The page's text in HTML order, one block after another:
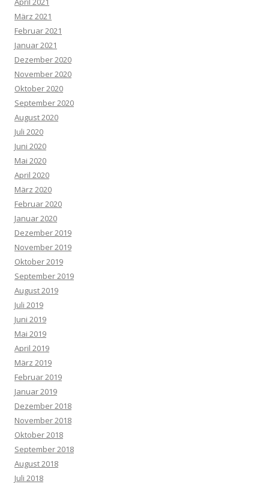
März 2021
Februar 2021
Januar 2021
Dezember 2020
November 2020
Oktober 2020
September 2020
August 2020
Juli 2020
Juni 2020
Mai 2020
April 2020
März 2020
Februar 2020
Januar 2020
Dezember 2019
November 2019
Oktober 2019
September 2019
August 2019
Juli 2019
Juni 2019
Mai 2019
April 2019
März 2019
Februar 2019
Januar 2019
Dezember 2018
November 2018
Oktober 2018
September 2018
August 2018
Juli 2018